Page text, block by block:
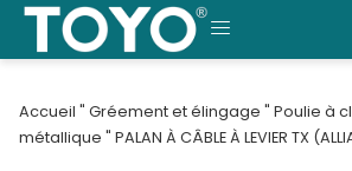
Skip
content
MENU
Accueil " Gréement et élingage " Poulie à
métallique " PALAN À CÂBLE À LEVIER TX